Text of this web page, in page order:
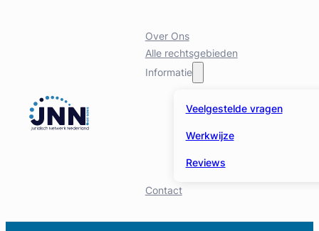
Over Ons
Alle rechtsgebieden
Informatie
Veelgestelde vragen
Werkwijze
Reviews
Contact